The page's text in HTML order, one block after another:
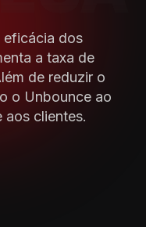
eficácia dos
a taxa de
de reduzir o
o Unbounce ao
aos clientes.